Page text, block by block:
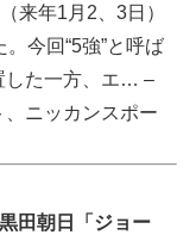
来年1月2、3日）
今回“5強”と呼ば
した一方、エ… –
ニッカンスポー
田朝日「ジョー